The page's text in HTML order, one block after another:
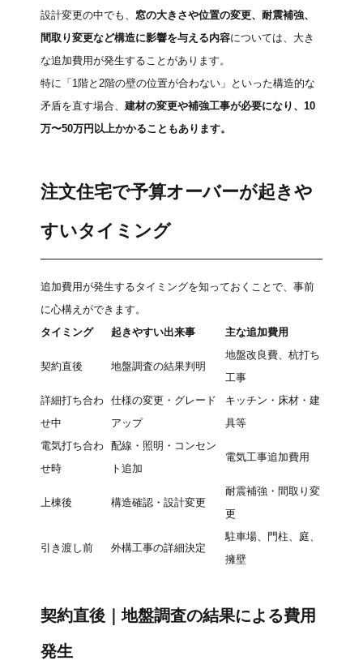
設計変更の中でも、 窓の大きさや位置の変更、耐震補強、
間取り変更など構造に影響を与える内容については、大き
な追加費用が発生することがあります。
特に「1階と2階の壁の位置が合わない」といった構造的な
矛盾を直す場合、 建材の変更や補強工事が必要になり、10
万〜50万円以上かかることもあります。
注文住宅で予算オーバーが起きや
すいタイミング
追加費用が発生するタイミングを知っておくことで、事前
に心構えができます。
タイミング
起きやすい出来事 主な追加費用
契約直後 地盤調査の結果判明
地盤改良費、杭打ち
工事
詳細打ち合わ
せ中
仕様の変更・グレード
アップ
キッチン・床材・建
具等
電気打ち合わ
せ時
配線・照明・コンセン
ト追加
電気工事追加費用
上棟後 構造確認・設計変更
耐震補強・間取り変
更
引き渡し前 外構工事の詳細決定
駐車場、門柱、庭、
擁壁
契約直後｜地盤調査の結果による費用
発生